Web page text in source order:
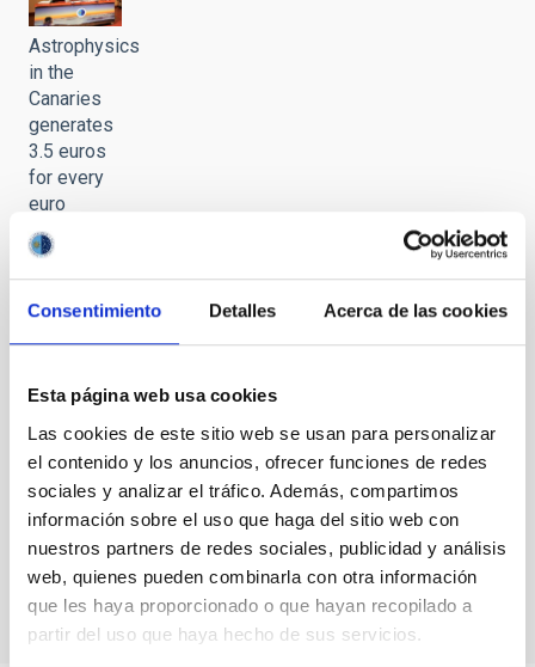
Consentimiento Detalles Acerca de las cookies
Esta página web usa cookies
Las cookies de este sitio web se usan para personalizar
el contenido y los anuncios, ofrecer funciones de redes
sociales y analizar el tráfico. Además, compartimos
información sobre el uso que haga del sitio web con
nuestros partners de redes sociales, publicidad y análisis
web, quienes pueden combinarla con otra información
que les haya proporcionado o que hayan recopilado a
partir del uso que haya hecho de sus servicios.
Astrophysics
in the
Canaries
generates
3.5 euros
for every
euro
invested
Astrophysics
Canaries
generates
3.5 euros
for every
euro
invested